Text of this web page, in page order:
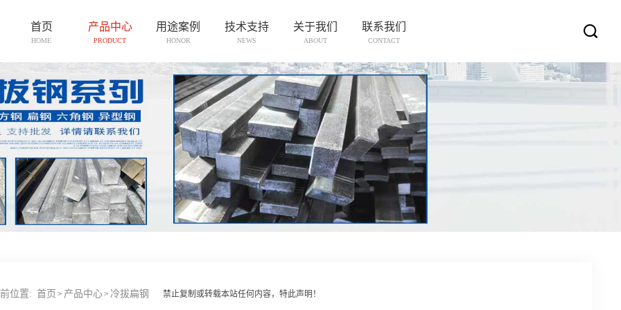
首页
HOME
产品中心
PRODUCT
用途案例
HONOR
技术支持
NEWS
关于我们
ABOUT
联系我们
CONTACT
位置: 首页 > 产品中心> 冷拔扁钢 禁止复制或转载本站任何内容，特此声明！